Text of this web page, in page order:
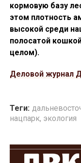
кормовую базу
этом плотность
высокой среди
полосатой
целом).
Деловой журнал
Теги:
нацпарк, экология